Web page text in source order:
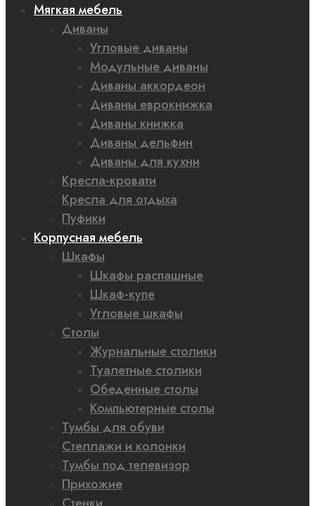
Мягкая мебель
Диваны
Угловые диваны
Модульные диваны
Диваны аккордеон
Диваны еврокнижка
Диваны книжка
Диваны дельфин
Диваны для кухни
Кресла-кровати
Кресла для отдыха
Пуфики
Корпусная мебель
Шкафы
Шкафы распашные
Шкаф-купе
Угловые шкафы
Столы
Журнальные столики
Туалетные столики
Обеденные столы
Компьютерные столы
Тумбы для обуви
Стеллажи и колонки
Тумбы под телевизор
Прихожие